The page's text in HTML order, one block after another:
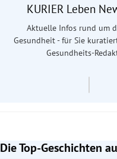
KURIER Leben
Aktuelle Infos rund um
Gesundheit - für Sie
Gesundheits-
Die Top-Geschichten
Slide 1 von 7